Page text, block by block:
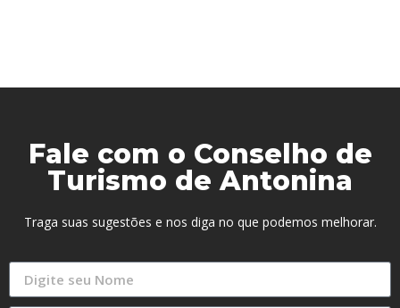
Fale com o Conselho de
Turismo de Antonina
Traga suas sugestões e nos diga no que podemos melhorar.